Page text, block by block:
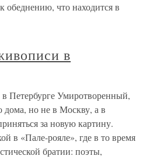
обеднению, что находится в
в
Петербурге Умиротворенный,
дома, но не в Москву, а в
за новую картину.
в «Пале-рояле», где в то время
братии: поэты,